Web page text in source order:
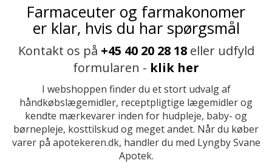
Farmaceuter og farmakonomer
er klar, hvis du har spørgsmål
Kontakt os på +45 40 20 28 18eller udfyld
formularen - klik her
I webshoppen finder du et stort udvalg af
håndkøbslægemidler, receptpligtige lægemidler og
kendte mærkevarer inden for hudpleje, baby- og
børnepleje, kosttilskud og meget andet. Når du køber
varer på apotekeren.dk, handler du med Lyngby Svane
Apotek.